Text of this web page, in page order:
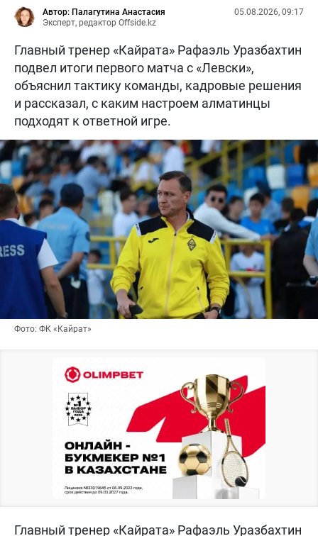
Автор: Палагутина Анастасия
Эксперт, редактор Offside.kz
05.08.2026, 09:17
Главный тренер «Кайрата» Рафаэль Уразбахтин
подвел итоги первого матча с «Левски»,
объяснил тактику команды, кадровые решения
и рассказал, с каким настроем алматинцы
подходят к ответной игре.
Фото: ФК «Кайрат»
Главный тренер «Кайрата» Рафаэль Уразбахтин